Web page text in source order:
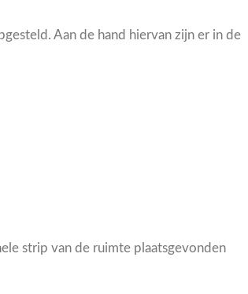
Aan de hand hiervan zijn er in de
strip van de ruimte plaatsgevonden